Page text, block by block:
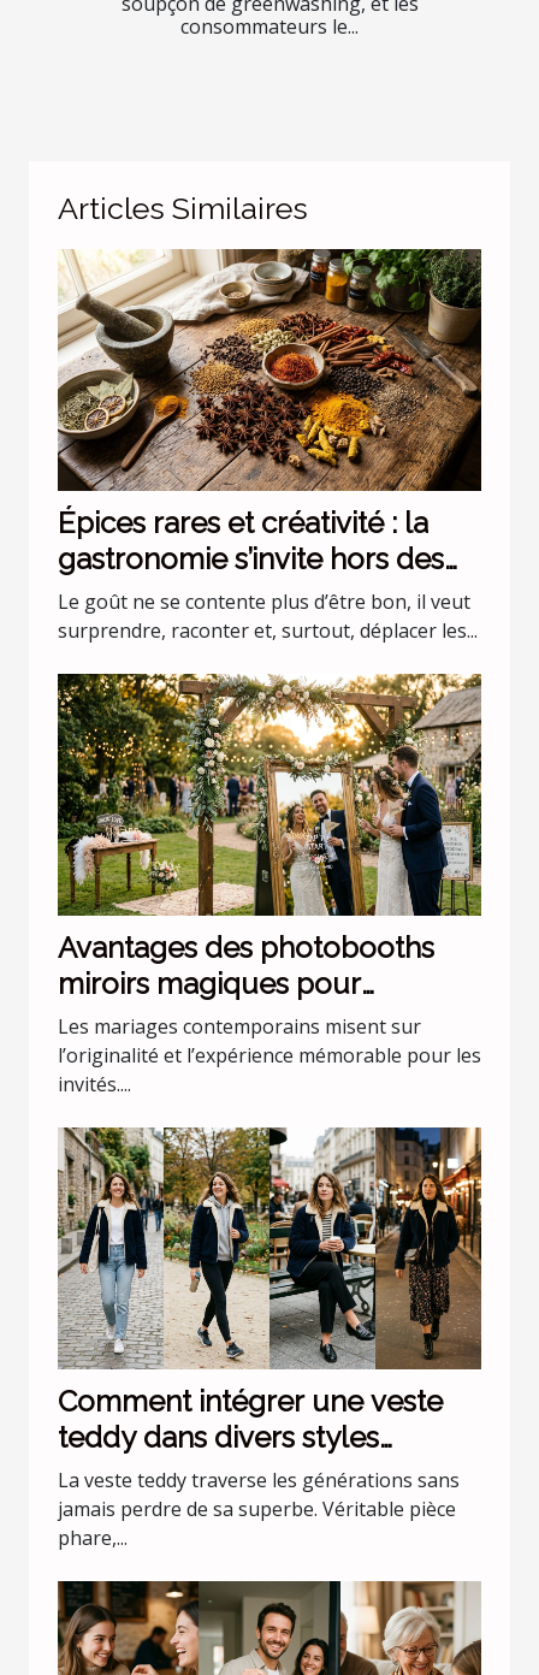
consommateurs le...
Articles Similaires
Épices rares et créativité : la
gastronomie s’invite hors des
codes
Le goût ne se contente plus d’être bon, il veut
surprendre, raconter et, surtout, déplacer les...
Avantages des photobooths
miroirs magiques pour
mariages uniques
Les mariages contemporains misent sur
l’originalité et l’expérience mémorable pour les
invités....
Comment intégrer une veste
teddy dans divers styles
vestimentaires ?
La veste teddy traverse les générations sans
jamais perdre de sa superbe. Véritable pièce
phare,...